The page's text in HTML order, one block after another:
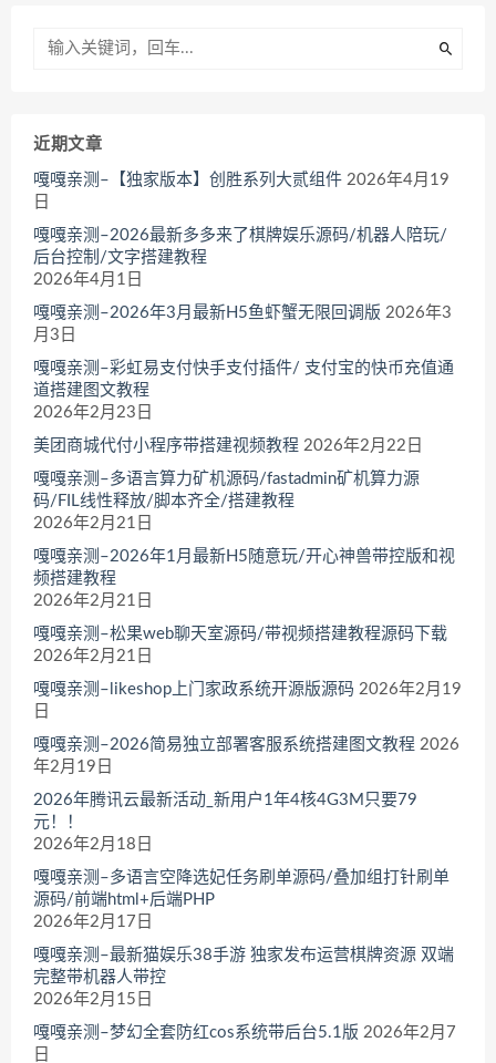
近期文章
嘎嘎亲测–【独家版本】创胜系列大贰组件 2026年4月19
日
嘎嘎亲测–2026最新多多来了棋牌娱乐源码/机器人陪玩/
后台控制/文字搭建教程
2026年4月1日
嘎嘎亲测–2026年3月最新H5鱼虾蟹无限回调版 2026年3
月3日
嘎嘎亲测–彩虹易支付快手支付插件/ 支付宝的快币充值通
道搭建图文教程
2026年2月23日
美团商城代付小程序带搭建视频教程 2026年2月22日
嘎嘎亲测–多语言算力矿机源码/fastadmin矿机算力源
码/FIL线性释放/脚本齐全/搭建教程
2026年2月21日
嘎嘎亲测–2026年1月最新H5随意玩/开心神兽带控版和视
频搭建教程
2026年2月21日
嘎嘎亲测–松果web聊天室源码/带视频搭建教程源码下载
2026年2月21日
嘎嘎亲测–likeshop上门家政系统开源版源码 2026年2月19
日
嘎嘎亲测–2026简易独立部署客服系统搭建图文教程 2026
年2月19日
2026年腾讯云最新活动_新用户1年4核4G3M只要79
元！！
2026年2月18日
嘎嘎亲测–多语言空降选妃任务刷单源码/叠加组打针刷单
源码/前端html+后端PHP
2026年2月17日
嘎嘎亲测–最新猫娱乐38手游 独家发布运营棋牌资源 双端
完整带机器人带控
2026年2月15日
嘎嘎亲测–梦幻全套防红cos系统带后台5.1版 2026年2月7
日